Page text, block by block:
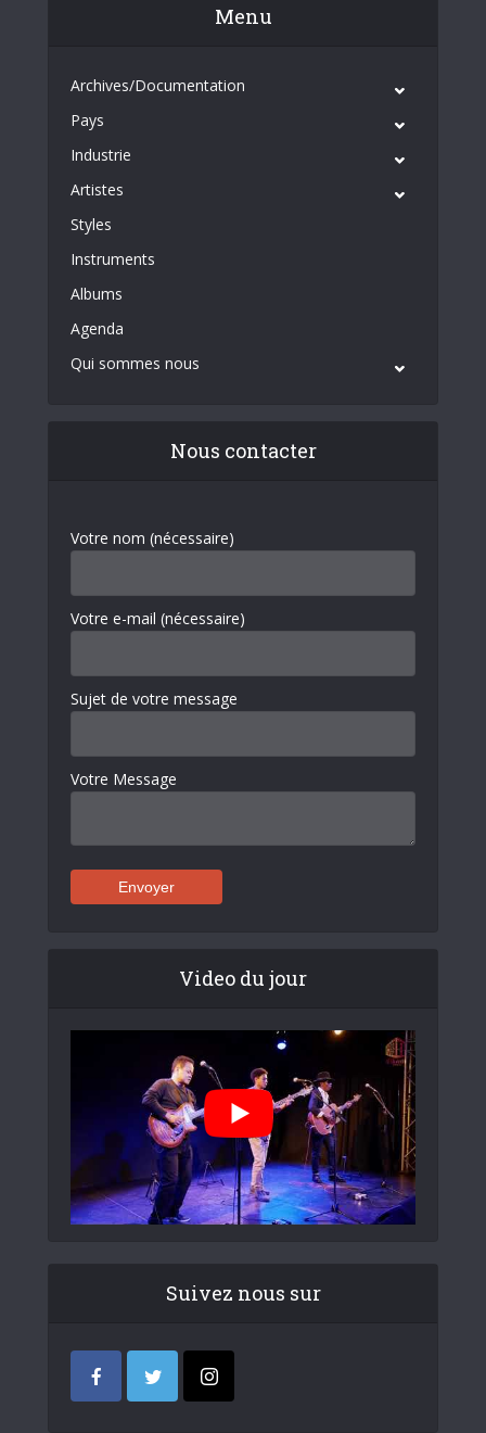
Menu
Archives/Documentation
Pays
Industrie
Artistes
Styles
Instruments
Albums
Agenda
Qui sommes nous
Nous contacter
Votre nom (nécessaire)
Votre e-mail (nécessaire)
Sujet de votre message
Votre Message
Video du jour
Suivez nous sur